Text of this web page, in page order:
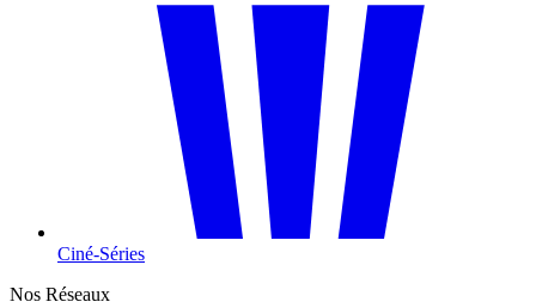
Ciné-Séries
Nos Réseaux